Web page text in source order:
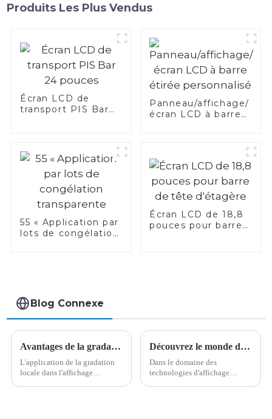
Produits Les Plus Vendus
Écran LCD de
transport PIS Bar
Panneau/affichage/
écran LCD à barre
55 « Application par
lots de congélation
Écran LCD de 18,8
pouces pour barre
Blog Connexe
Avantages de la gradation locale dans l'affichage numérique : affichage amélioré, consommation d'énergie réduite, etc.
L'application de la gradation
locale dans l'affichage
Découvrez le monde de l'excellence des écrans Mini LED
Dans le domaine des
technologies d'affichage